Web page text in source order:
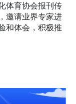
育协会报刊传
邀请业界专家进
和体会，积极推